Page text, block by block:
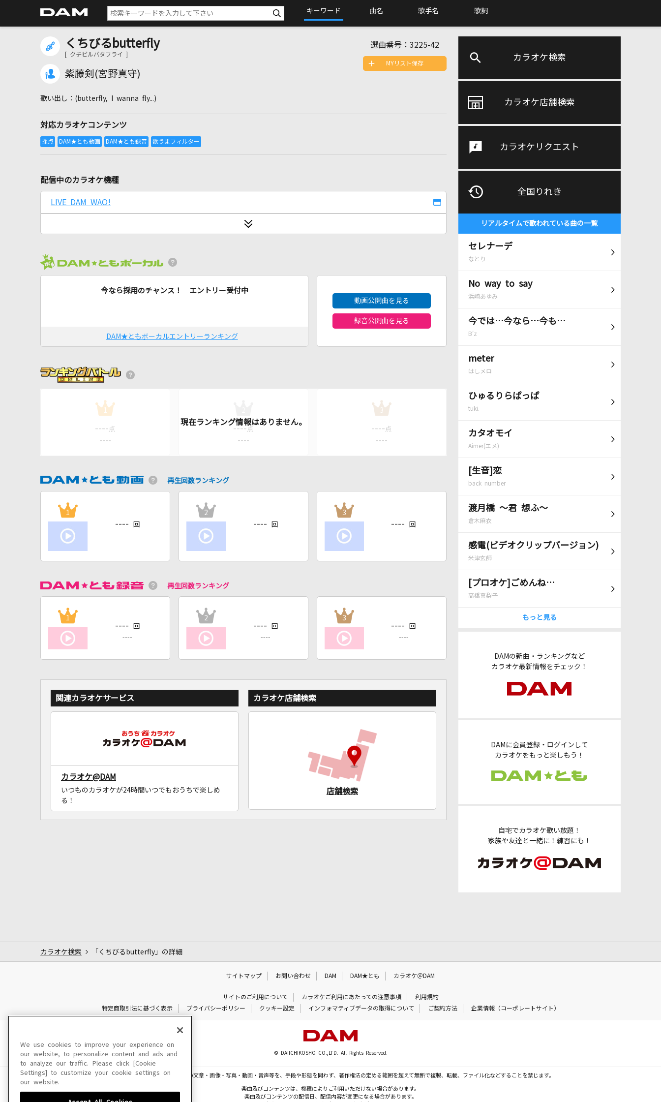
キーワード 曲名 歌手名 歌詞
カラオケ検索
カラオケ店舗検索
カラオケリクエスト
全国りれき
リアルタイムで歌われている曲の一覧
セレナーデ
なとり
No way to say
浜崎あゆみ
今では…今なら…今も…
B'z
meter
はしメロ
ひゅるりらぱっぱ
tuki.
カタオモイ
Aimer(エメ)
[生音]恋
back number
渡月橋 ～君 想ふ～
倉木麻衣
感電(ビデオクリップバージョン)
米津玄師
[プロオケ]ごめんね…
高橋真梨子
もっと見る
DAMの新曲・ランキングなど
カラオケ最新情報をチェック！
DAMに会員登録・ログインして
カラオケをもっと楽しもう！
自宅でカラオケ歌い放題！
家族や友達と一緒に！練習にも！
くちびるbutterfly
[ クチビルバタフライ ]
紫藤剣(宮野真守)
選曲番号： 3225-42
(butterfly, I wanna fly...)
対応カラオケコンテンツ
MYリスト保存
配信中のカラオケ機種
LIVE DAM WAO!
今なら採用のチャンス！ エントリー受付中
DAM★ともボーカルエントリーランキング
動画公開曲を見る
録音公開曲を見る
1
---- 点
----
---- 点
----
3
---- 点
----
再生回数ランキング
1
---- 回
----
2
---- 回
----
3
---- 回
----
再生回数ランキング
1
---- 回
----
2
---- 回
----
3
---- 回
----
関連カラオケサービス
カラオケ@DAM
いつものカラオケが24時間いつでもおうちで楽しめ
る！
カラオケ店舗検索
店舗検索
カラオケ検索 「くちびるbutterfly」の詳細
サイトマップ お問い合わせ DAM DAM★とも カラオケ＠DAM
サイトのご利用について カラオケご利用にあたっての注意事項
利用規約
特定商取引法に基づく表示
プライバシーポリシー クッキー設定 インフォマティブデータの取得について ご契約方法 企業情報（コーポレートサイト）
© DAIICHIKOSHO CO.,LTD. All Rights Reserved.
このサイトに掲載されている一切の文章・画像・写真・動画・音声等を、手段や形態を問わず、著作権法の定める範囲を超えて無断で複製、転載、ファイル化などすることを禁じます。
楽曲及びコンテンツは、機種によりご利用いただけない場合があります。
楽曲及びコンテンツの配信日、配信内容が変更になる場合があります。
We use cookies to improve your experience on
our website, to personalize content and ads and
to analyze our traffic. Please click [Cookie
Settings] to customize your cookie settings on
our website.